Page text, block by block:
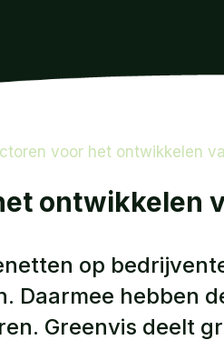
voor het ontwikkelen
ontwikkelen
op
Daarmee hebben
Greenvis deelt